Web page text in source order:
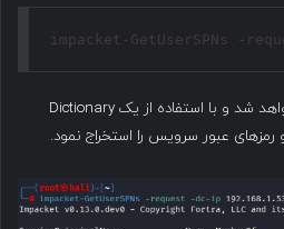
impacket-GetUserSPNs -
سپس، هش سرویس Dump خواهد شد و با استفاده از یک Dictionary